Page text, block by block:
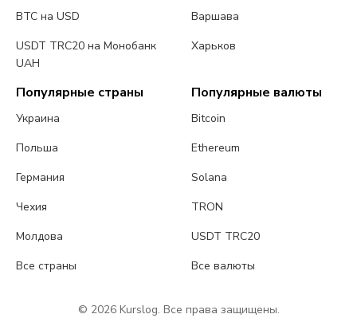
BTC на USD
USDT TRC20 на Монобанк
UAH
Варшава
Харьков
Популярные страны
Украина
Польша
Германия
Чехия
Молдова
Все страны
Популярные валюты
Bitcoin
Ethereum
Solana
TRON
USDT TRC20
Все валюты
© 2026 Kurslog. Все права защищены.